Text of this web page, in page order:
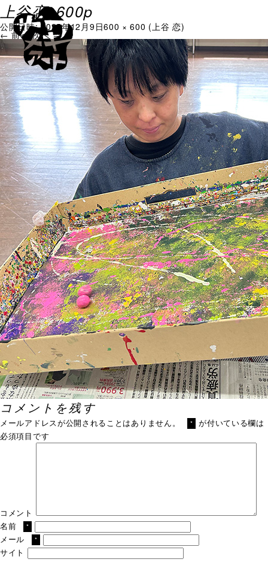
上谷恋_600p
公開日時: 2025年12月9日600 × 600 (上谷 恋)
← 前へ 次へ →
コメントを残す
メールアドレスが公開されることはありません。 *
が付いている欄は
必須項目です
コメント
名前
*
メール *
サイト